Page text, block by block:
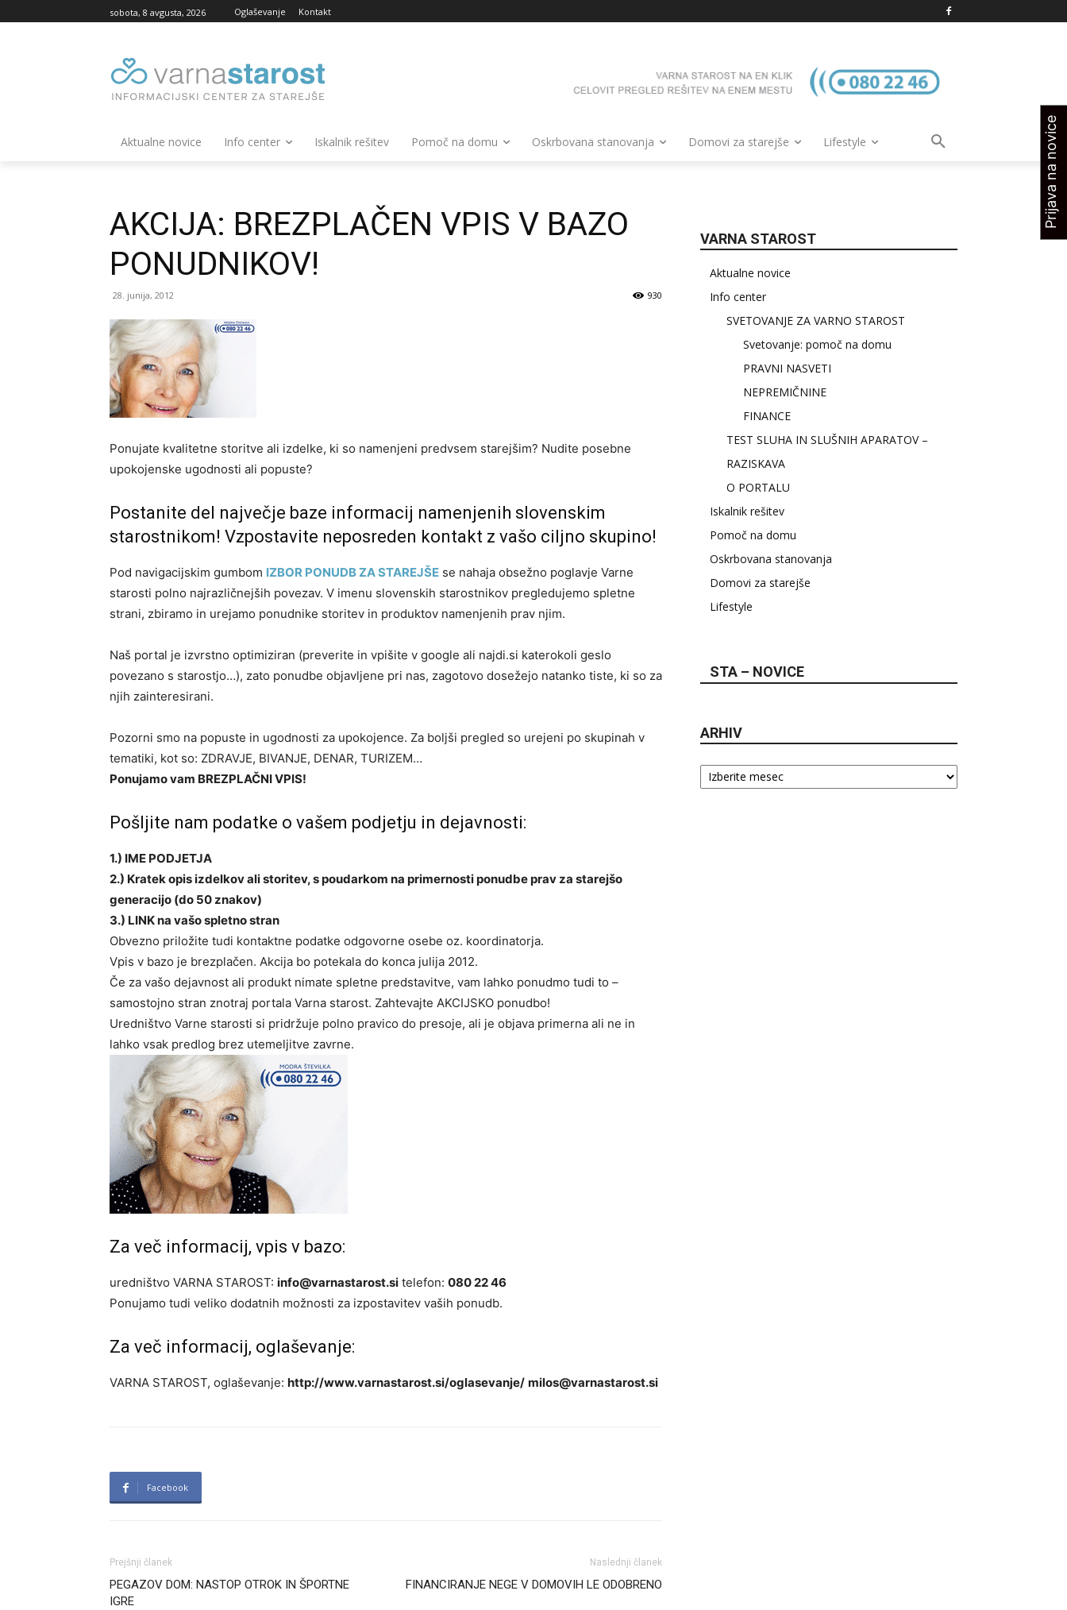
sobota, 8 avgusta, 2026 Oglaševanje Kontakt
Aktualne novice Info center Iskalnik rešitev Pomoč na domu Oskrbovana stanovanja Domovi za starejše Lifestyle
AKCIJA: BREZPLAČEN VPIS V BAZO
PONUDNIKOV!
28. junija, 2012 930
Ponujate kvalitetne storitve ali izdelke, ki so namenjeni predvsem starejšim? Nudite posebne
upokojenske ugodnosti ali popuste?
Postanite del največje baze informacij namenjenih slovenskim
starostnikom! Vzpostavite neposreden kontakt z vašo ciljno skupino!
Pod navigacijskim gumbom IZBOR PONUDB ZA STAREJŠE se nahaja obsežno poglavje Varne
starosti polno najrazličnejših povezav. V imenu slovenskih starostnikov pregledujemo spletne
strani, zbiramo in urejamo ponudnike storitev in produktov namenjenih prav njim.
Naš portal je izvrstno optimiziran (preverite in vpišite v google ali najdi.si katerokoli geslo
povezano s starostjo…), zato ponudbe objavljene pri nas, zagotovo dosežejo natanko tiste, ki so za
njih zainteresirani.
Pozorni smo na popuste in ugodnosti za upokojence. Za boljši pregled so urejeni po skupinah v
tematiki, kot so: ZDRAVJE, BIVANJE, DENAR, TURIZEM…
Ponujamo vam BREZPLAČNI VPIS!
Pošljite nam podatke o vašem podjetju in dejavnosti:
1.) IME PODJETJA
2.) Kratek opis izdelkov ali storitev, s poudarkom na primernosti ponudbe prav za starejšo
generacijo (do 50 znakov)
3.) LINK na vašo spletno stran
Obvezno priložite tudi kontaktne podatke odgovorne osebe oz. koordinatorja.
Vpis v bazo je brezplačen. Akcija bo potekala do konca julija 2012.
Če za vašo dejavnost ali produkt nimate spletne predstavitve, vam lahko ponudmo tudi to –
samostojno stran znotraj portala Varna starost. Zahtevajte AKCIJSKO ponudbo!
Uredništvo Varne starosti si pridržuje polno pravico do presoje, ali je objava primerna ali ne in
lahko vsak predlog brez utemeljitve zavrne.
Za več informacij, vpis v bazo:
uredništvo VARNA STAROST: info@varnastarost.si telefon: 080 22 46
Ponujamo tudi veliko dodatnih možnosti za izpostavitev vaših ponudb.
Za več informacij, oglaševanje:
VARNA STAROST, oglaševanje: http://www.varnastarost.si/oglasevanje/ milos@varnastarost.si
Facebook
Prejšnji članek
PEGAZOV DOM: NASTOP OTROK IN ŠPORTNE
IGRE
Naslednji članek
FINANCIRANJE NEGE V DOMOVIH LE ODOBRENO
VARNA STAROST
Aktualne novice
Info center
SVETOVANJE ZA VARNO STAROST
Svetovanje: pomoč na domu
PRAVNI NASVETI
NEPREMIČNINE
FINANCE
TEST SLUHA IN SLUŠNIH APARATOV –
RAZISKAVA
O PORTALU
Iskalnik rešitev
Pomoč na domu
Oskrbovana stanovanja
Domovi za starejše
Lifestyle
STA – NOVICE
ARHIV
Arhiv
Prijava na novice